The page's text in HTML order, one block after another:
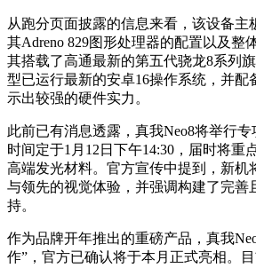
从跑分页面披露的信息来看，该设备主
其Adreno 829图形处理器的配置以及整
其搭载了高通最新的第五代骁龙8系列
型已运行最新的安卓16操作系统，并配
示出较强的硬件实力。
此前已有消息透露，真我Neo8将举行专
时间定于1月12日下午14:30，届时将重
高端发光材料。官方宣传中提到，新机
与领先的视觉体验，并强调构建了完善
持。
作为品牌开年推出的重磅产品，真我
作”，官方已确认将于本月正式亮相。